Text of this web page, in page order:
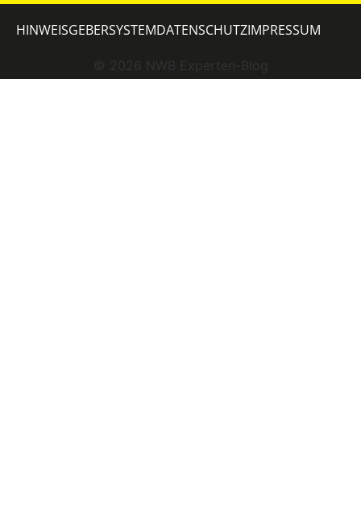
© 2026 NWB Experten-Blog
HINWEISGEBERSYSTEMDATENSCHUTZIMPRESSUM